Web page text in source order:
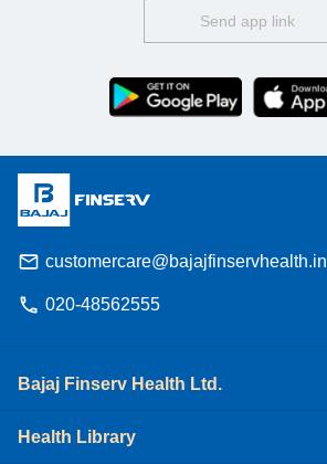
Send app link
customercare@bajajfinservhealth.in
020-48562555
Bajaj Finserv Health Ltd.
Health Library